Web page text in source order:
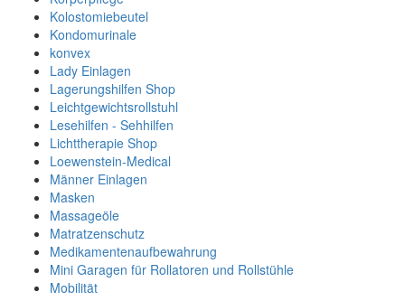
Kolostomiebeutel
Kondomurinale
konvex
Lady Einlagen
Lagerungshilfen Shop
Leichtgewichtsrollstuhl
Lesehilfen - Sehhilfen
Lichttherapie Shop
Loewenstein-Medical
Männer Einlagen
Masken
Massageöle
Matratzenschutz
Medikamentenaufbewahrung
Mini Garagen für Rollatoren und Rollstühle
Mobilität